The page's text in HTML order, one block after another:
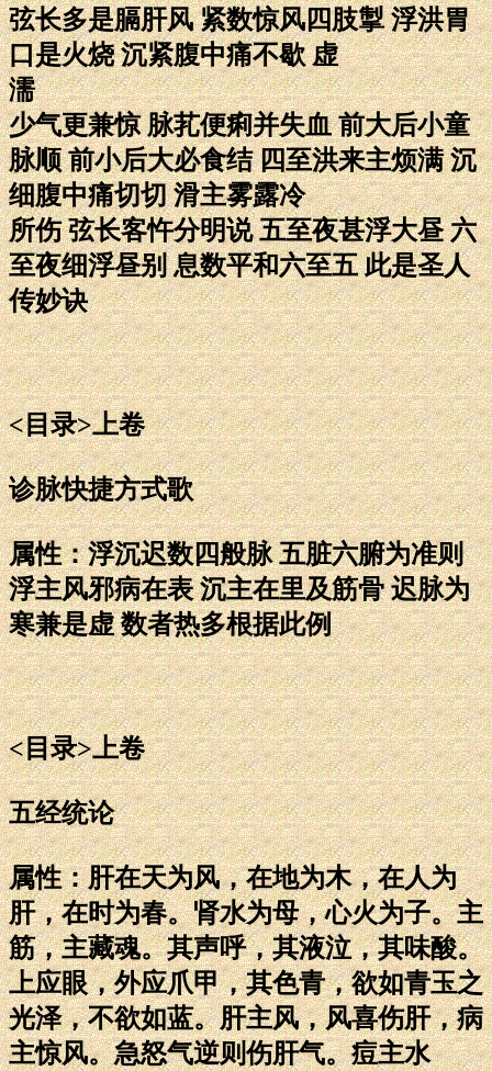
弦长多是膈肝风 紧数惊风四肢掣 浮洪胃
口是火烧 沉紧腹中痛不歇 虚
濡
少气更兼惊 脉芤便痢并失血 前大后小童
脉顺 前小后大必食结 四至洪来主烦满 沉
细腹中痛切切 滑主雾露冷
所伤 弦长客忤分明说 五至夜甚浮大昼 六
至夜细浮昼别 息数平和六至五 此是圣人
传妙诀
<目录>上卷
诊脉快捷方式歌
属性：浮沉迟数四般脉 五脏六腑为准则
浮主风邪病在表 沉主在里及筋骨 迟脉为
寒兼是虚 数者热多根据此例
<目录>上卷
五经统论
属性：肝在天为风，在地为木，在人为
肝，在时为春。肾水为母，心火为子。主
筋，主藏魂。其声呼，其液泣，其味酸。
上应眼，外应爪甲，其色青，欲如青玉之
光泽，不欲如蓝。肝主风，风喜伤肝，病
主惊风。急怒气逆则伤肝气。痘主水